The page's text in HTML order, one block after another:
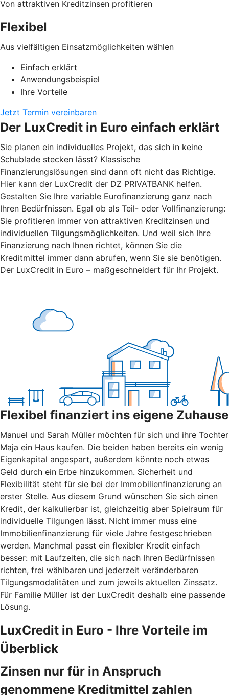
Von attraktiven Kreditzinsen profitieren
Flexibel
Aus vielfältigen Einsatzmöglichkeiten wählen
Einfach erklärt
Anwendungsbeispiel
Ihre Vorteile
Jetzt Termin vereinbaren
Der LuxCredit in Euro einfach erklärt
Sie planen ein individuelles Projekt, das sich in keine
Schublade stecken lässt? Klassische
Finanzierungslösungen sind dann oft nicht das Richtige.
Hier kann der LuxCredit der DZ PRIVATBANK helfen.
Gestalten Sie Ihre variable Eurofinanzierung ganz nach
Ihren Bedürfnissen. Egal ob als Teil- oder Vollfinanzierung:
Sie profitieren immer von attraktiven Kreditzinsen und
individuellen Tilgungsmöglichkeiten. Und weil sich Ihre
Finanzierung nach Ihnen richtet, können Sie die
Kreditmittel immer dann abrufen, wenn Sie sie benötigen.
Der LuxCredit in Euro – maßgeschneidert für Ihr Projekt.
Flexibel finanziert ins eigene Zuhause
Manuel und Sarah Müller möchten für sich und ihre Tochter
Maja ein Haus kaufen. Die beiden haben bereits ein wenig
Eigenkapital angespart, außerdem könnte noch etwas
Geld durch ein Erbe hinzukommen. Sicherheit und
Flexibilität steht für sie bei der Immobilienfinanzierung an
erster Stelle. Aus diesem Grund wünschen Sie sich einen
Kredit, der kalkulierbar ist, gleichzeitig aber Spielraum für
individuelle Tilgungen lässt. Nicht immer muss eine
Immobilienfinanzierung für viele Jahre festgeschrieben
werden. Manchmal passt ein flexibler Kredit einfach
besser: mit Laufzeiten, die sich nach Ihren Bedürfnissen
richten, frei wählbaren und jederzeit veränderbaren
Tilgungsmodalitäten und zum jeweils aktuellen Zinssatz.
Für Familie Müller ist der LuxCredit deshalb eine passende
Lösung.
LuxCredit in Euro - Ihre Vorteile im
Überblick
Zinsen nur für in Anspruch
genommene Kreditmittel zahlen